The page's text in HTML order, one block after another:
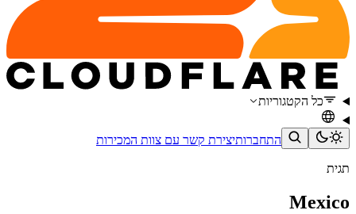
כל הקטגוריות
התחברותיצירת קשר עם צוות המכירות
תגית
Mexico